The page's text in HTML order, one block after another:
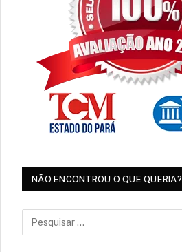
NÃO ENCONTROU O QUE QUERIA?